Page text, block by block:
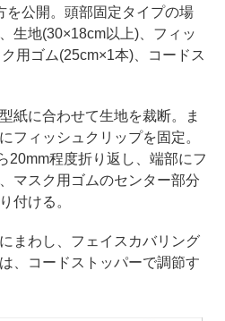
を公開。頭部固定タイプの場
生地(30×18cm以上)、フィッ
用ゴム(25cm×1本)、コードス
紙に合わせて生地を裁断。ま
フィッシュクリップを固定。
20mm程度折り返し、端部にフ
マスク用ゴムのセンター部分
付ける。
まわし、フェイスカバリング
、コードストッパーで調節す